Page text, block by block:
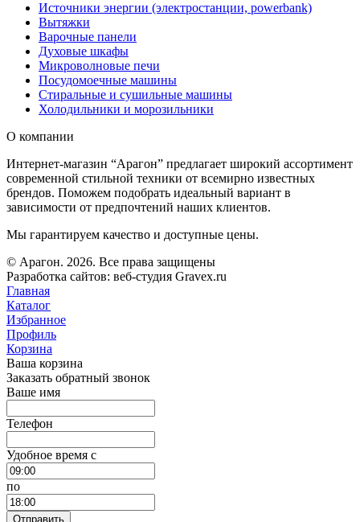
Источники энергии (электростанции, powerbank)
Вытяжки
Варочные панели
Духовые шкафы
Микроволновые печи
Посудомоечные машины
Стиральные и сушильные машины
Холодильники и морозильники
О компании
Интернет-магазин “Арагон” предлагает широкий ассортимент
современной стильной техники от всемирно известных
брендов. Поможем подобрать идеальный вариант в
зависимости от предпочтений наших клиентов.
Мы гарантируем качество и доступные цены.
© Арагон. 2026. Все права защищены
Разработка сайтов: веб-студия Gravex.ru
Главная
Каталог
Избранное
Профиль
Корзина
Ваша корзина
Заказать обратный звонок
Ваше имя
Телефон
Удобное время c
по
Отправить